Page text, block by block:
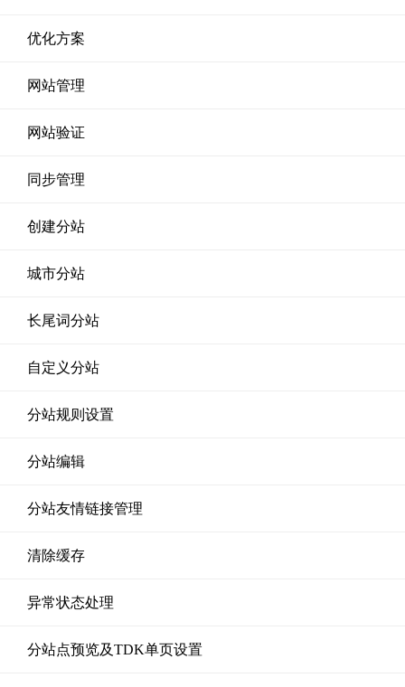
优化方案
网站管理
网站验证
同步管理
创建分站
城市分站
长尾词分站
自定义分站
分站规则设置
分站编辑
分站友情链接管理
清除缓存
异常状态处理
分站点预览及TDK单页设置